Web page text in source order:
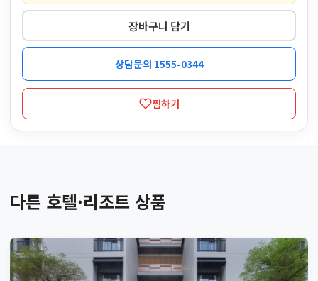
장바구니 담기
상담문의 1555-0344
찜하기
다른 호텔·리조트 상품